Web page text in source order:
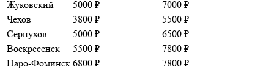
Жуковский
5000 ₽
7000 ₽
Чехов
3800 ₽
5500 ₽
Серпухов
5000 ₽
6500 ₽
Воскресенск
5500 ₽
7800 ₽
Наро-Фоминск 6800 ₽
7800 ₽